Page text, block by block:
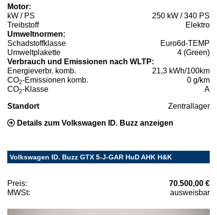
Motor:
kW / PS
250 kW / 340 PS
Treibstoff
Elektro
Umweltnormen:
Schadstoffklasse
Euro6d-TEMP
Umweltplakette
4 (Green)
Verbrauch und Emissionen nach WLTP:
Energieverbr. komb.
21,3 kWh/100km
CO2-Emissionen komb.
0 g/km
CO2-Klasse A
Standort Zentrallager
Details zum Volkswagen ID. Buzz anzeigen
Volkswagen ID. Buzz GTX 5-J-GAR HuD AHK H&K
Preis:
70.500,00 €
MWSt:
ausweisbar